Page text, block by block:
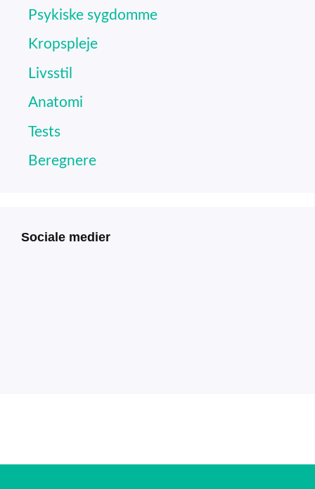
Psykiske sygdomme
Kropspleje
Livsstil
Anatomi
Tests
Beregnere
Sociale medier